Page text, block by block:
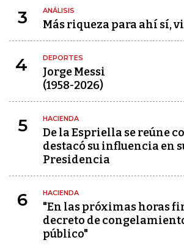
3 ANÁLISIS
Más riqueza para ahí sí,
4 DEPORTES
Jorge Messi
(1958-2026)
5 HACIENDA
De la Espriella se reúne
destacó su influencia en
Presidencia
6 HACIENDA
"En las próximas horas
decreto de
público"